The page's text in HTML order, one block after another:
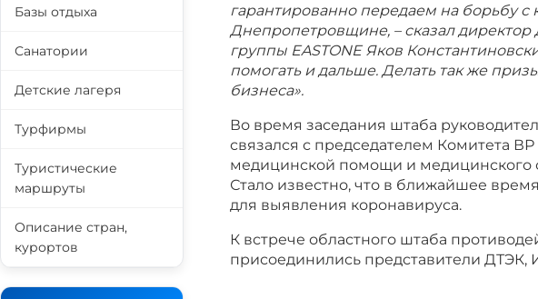
гарантированно передаем на борьбу с
Днепропетровщине, – сказал
группы EASTONE Яков
помогать и дальше. Делать так же
бизнеса».
Во время заседания штаба
связался с председателем Комитета
медицинской помощи и медицинского
Стало известно, что в ближайшее
для выявления коронавируса.
К встрече областного штаба
присоединились представители ДТЭК,
Базы отдыха
Санатории
Детские лагеря
Турфирмы
Туристические
маршруты
Описание стран,
курортов